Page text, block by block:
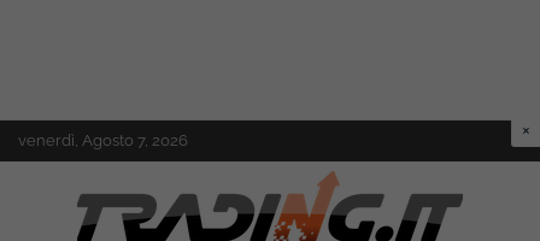
to
venerdì, Agosto 7, 2026